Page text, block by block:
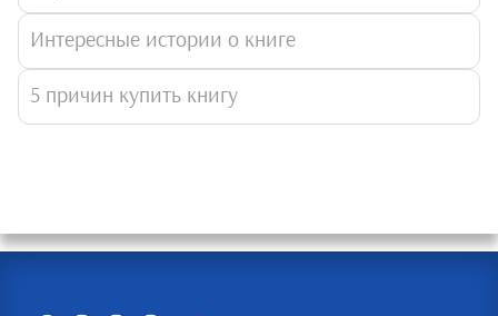
Интересные истории о книге
5 причин купить книгу